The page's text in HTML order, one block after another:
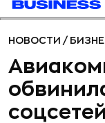
НОВОСТИ /